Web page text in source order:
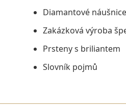
Diamantové náušnice
Zakázková výroba
Prsteny s briliantem
Slovník pojmů